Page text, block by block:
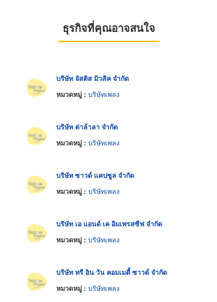
ธุรกิจที่คุณอาจสนใจ
บริษัท จัสติส มิวสิค จำกัด
หมวดหมู่ : บริษัทเพลง
บริษัท ต่าล้าลา จำกัด
หมวดหมู่ : บริษัทเพลง
บริษัท ซาวด์ แคปซูล จำกัด
หมวดหมู่ : บริษัทเพลง
บริษัท เอ แอนด์ เค อิมเพรสซีฟ จำกัด
หมวดหมู่ : บริษัทเพลง
บริษัท ทรี อิน วัน คอมเมดี้ ซาวด์ จำกัด
หมวดหมู่ : บริษัทเพลง